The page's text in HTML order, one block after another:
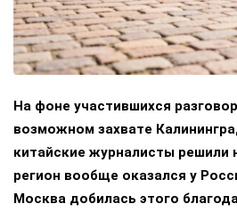
На фоне участившихся
возможном захвате
китайские журналисты решили
регион вообще оказался у
Москва добилась этого